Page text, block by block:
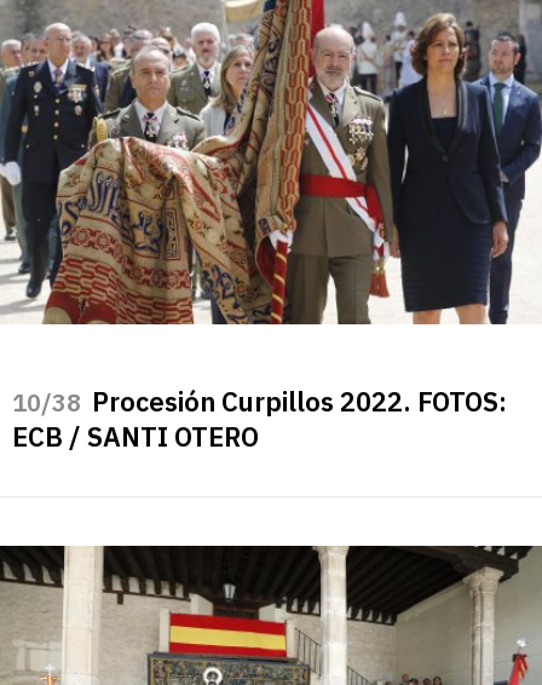
/38 Procesión Curpillos 2022. FOTOS:
ECB / SANTI OTERO